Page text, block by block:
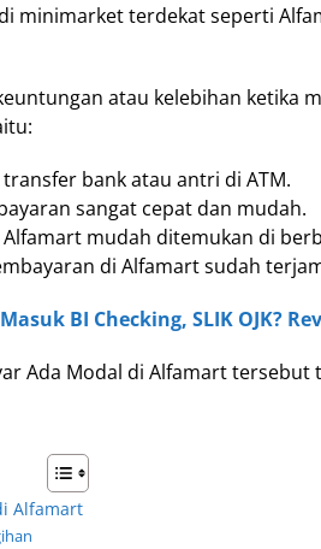
minimarket terdekat seperti
atau kelebihan ketika
bank atau antri di ATM.
sangat cepat dan mudah.
mudah ditemukan di
di Alfamart sudah
BI Checking, SLIK OJK?
Ada Modal di Alfamart tersebut
Alfamart